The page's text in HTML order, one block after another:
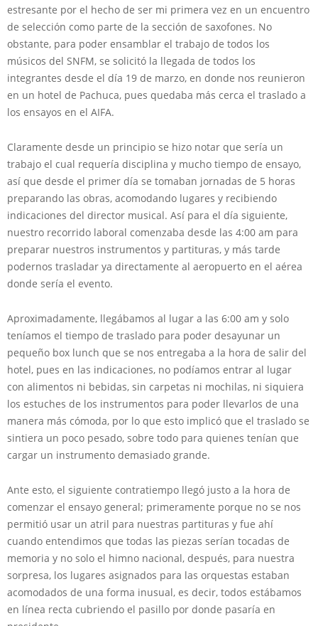
estresante por el hecho de ser mi primera vez en un encuentro
de selección como parte de la sección de saxofones. No
obstante, para poder ensamblar el trabajo de todos los
músicos del SNFM, se solicitó la llegada de todos los
integrantes desde el día 19 de marzo, en donde nos reunieron
en un hotel de Pachuca, pues quedaba más cerca el traslado a
los ensayos en el AIFA.
Claramente desde un principio se hizo notar que sería un
trabajo el cual requería disciplina y mucho tiempo de ensayo,
así que desde el primer día se tomaban jornadas de 5 horas
preparando las obras, acomodando lugares y recibiendo
indicaciones del director musical. Así para el día siguiente,
nuestro recorrido laboral comenzaba desde las 4:00 am para
preparar nuestros instrumentos y partituras, y más tarde
podernos trasladar ya directamente al aeropuerto en el aérea
donde sería el evento.
Aproximadamente, llegábamos al lugar a las 6:00 am y solo
teníamos el tiempo de traslado para poder desayunar un
pequeño box lunch que se nos entregaba a la hora de salir del
hotel, pues en las indicaciones, no podíamos entrar al lugar
con alimentos ni bebidas, sin carpetas ni mochilas, ni siquiera
los estuches de los instrumentos para poder llevarlos de una
manera más cómoda, por lo que esto implicó que el traslado se
sintiera un poco pesado, sobre todo para quienes tenían que
cargar un instrumento demasiado grande.
Ante esto, el siguiente contratiempo llegó justo a la hora de
comenzar el ensayo general; primeramente porque no se nos
permitió usar un atril para nuestras partituras y fue ahí
cuando entendimos que todas las piezas serían tocadas de
memoria y no solo el himno nacional, después, para nuestra
sorpresa, los lugares asignados para las orquestas estaban
acomodados de una forma inusual, es decir, todos estábamos
en línea recta cubriendo el pasillo por donde pasaría en